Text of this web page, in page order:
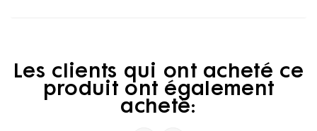
Les clients qui ont acheté ce
produit ont également
acheté: